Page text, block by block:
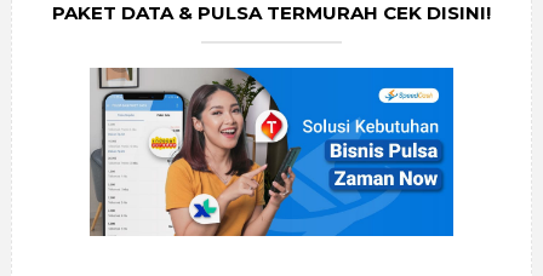
PAKET DATA & PULSA TERMURAH CEK DISINI!